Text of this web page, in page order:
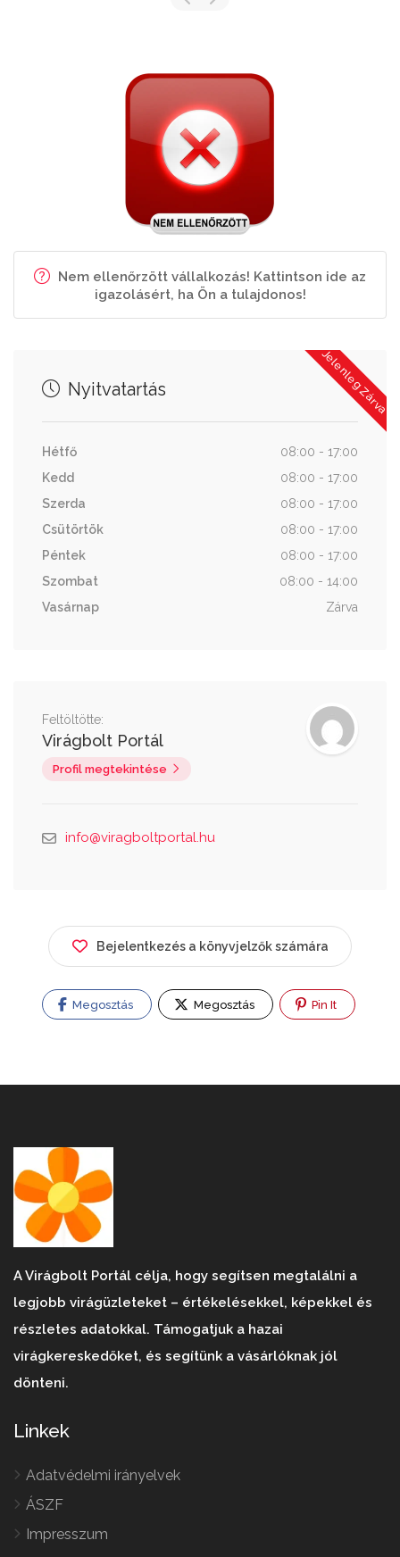
Nem ellenőrzött vállalkozás! Kattintson ide az
igazolásért, ha Ön a tulajdonos!
Jelenleg Zárva
Nyitvatartás
Hétfő
08:00 - 17:00
Kedd
08:00 - 17:00
Szerda
08:00 - 17:00
Csütörtök
08:00 - 17:00
Péntek
08:00 - 17:00
Szombat
08:00 - 14:00
Vasárnap
Zárva
Feltöltötte:
Virágbolt Portál
Profil megtekintése
info@viragboltportal.hu
Bejelentkezés a könyvjelzők számára
Megosztás Megosztás Pin It
A Virágbolt Portál célja, hogy segítsen megtalálni a
legjobb virágüzleteket – értékelésekkel, képekkel és
részletes adatokkal. Támogatjuk a hazai
virágkereskedőket, és segítünk a vásárlóknak jól
dönteni.
Linkek
Adatvédelmi irányelvek
ÁSZF
Impresszum